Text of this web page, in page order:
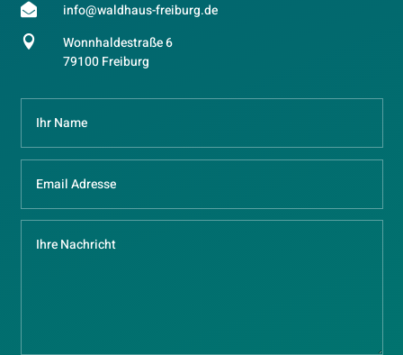
 info@waldhaus-freiburg.de

Wonnhaldestraße 6
79100 Freiburg